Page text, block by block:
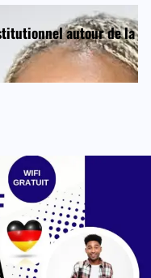
autour de la